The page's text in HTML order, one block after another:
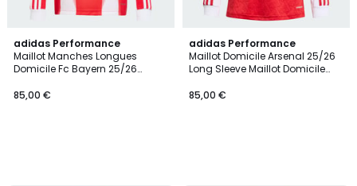
adidas Performance
Maillot Manches Longues
Domicile Fc Bayern 25/26
Longues Domicile Fc Bayern
85,00 €
adidas Performance
Maillot Domicile Arsenal 25/26
Long Sleeve Maillot Domicile
85,00 €